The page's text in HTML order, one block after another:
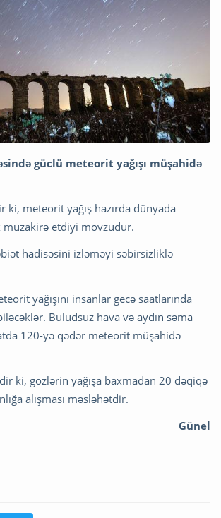
güclü meteorit yağışı müşahidə
ki, meteorit yağış hazırda dünyada
müzakirə etdiyi mövzudur.
hadisəsini izləməyi səbirsizliklə
yağışını insanlar gecə saatlarında
Buludsuz hava və aydın səma
120-yə qədər meteorit müşahidə
ki, gözlərin yağışa baxmadan 20 dəqiqə
alışması məsləhətdir.
Günel